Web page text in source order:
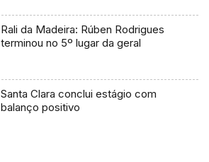
Rali da Madeira: Rúben Rodrigues
terminou no 5º lugar da geral
Santa Clara conclui estágio com
balanço positivo